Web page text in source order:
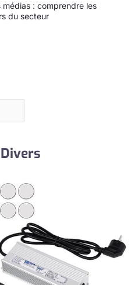
médias : comprendre les
du secteur